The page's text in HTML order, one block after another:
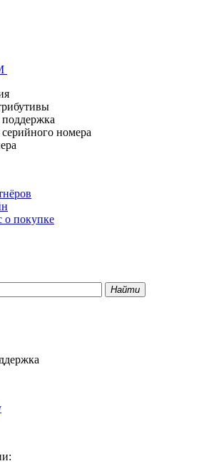
поддержка
номера
о покупке
Найти